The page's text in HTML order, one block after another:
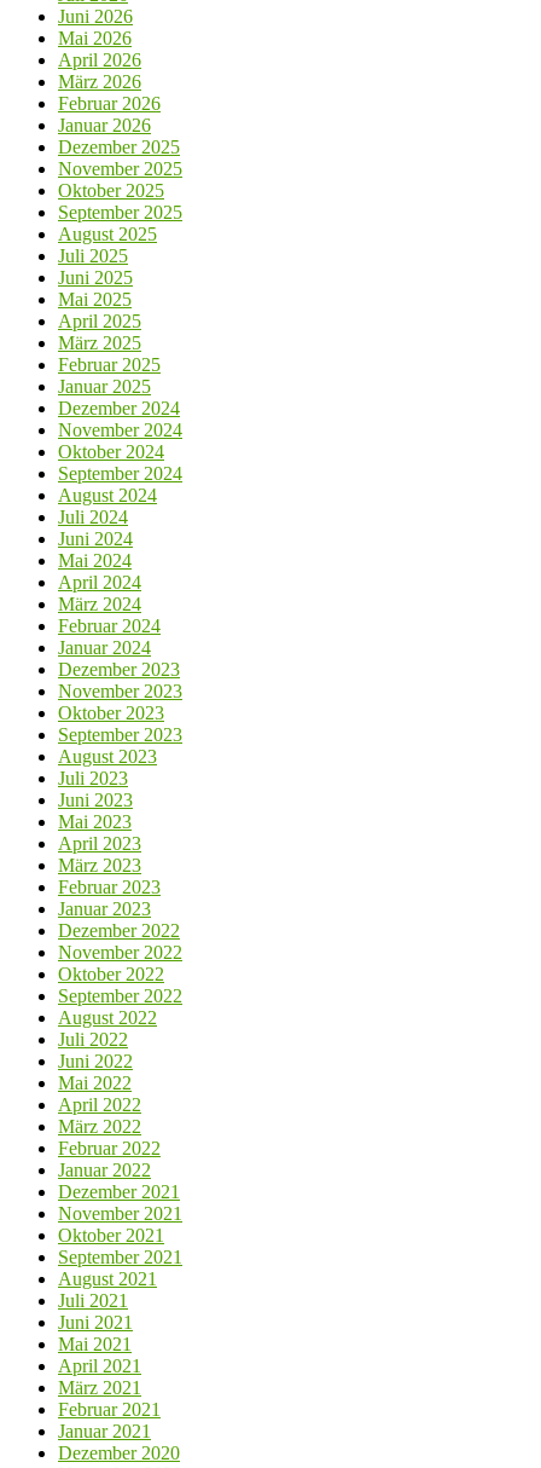
Juni 2026
Mai 2026
April 2026
März 2026
Februar 2026
Januar 2026
Dezember 2025
November 2025
Oktober 2025
September 2025
August 2025
Juli 2025
Juni 2025
Mai 2025
April 2025
März 2025
Februar 2025
Januar 2025
Dezember 2024
November 2024
Oktober 2024
September 2024
August 2024
Juli 2024
Juni 2024
Mai 2024
April 2024
März 2024
Februar 2024
Januar 2024
Dezember 2023
November 2023
Oktober 2023
September 2023
August 2023
Juli 2023
Juni 2023
Mai 2023
April 2023
März 2023
Februar 2023
Januar 2023
Dezember 2022
November 2022
Oktober 2022
September 2022
August 2022
Juli 2022
Juni 2022
Mai 2022
April 2022
März 2022
Februar 2022
Januar 2022
Dezember 2021
November 2021
Oktober 2021
September 2021
August 2021
Juli 2021
Juni 2021
Mai 2021
April 2021
März 2021
Februar 2021
Januar 2021
Dezember 2020